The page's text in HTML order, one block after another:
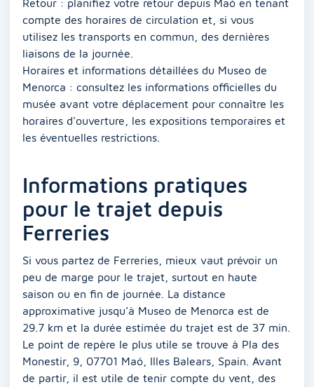
compte des horaires de circulation et, si vous
utilisez les transports en commun, des dernières
liaisons de la journée.
Horaires et informations détaillées du Museo de
Menorca : consultez les informations officielles du
musée avant votre déplacement pour connaître les
horaires d'ouverture, les expositions temporaires et
les éventuelles restrictions.
Informations pratiques
pour le trajet depuis
Ferreries
Si vous partez de Ferreries, mieux vaut prévoir un
peu de marge pour le trajet, surtout en haute
saison ou en fin de journée. La distance
approximative jusqu’à Museo de Menorca est de
29.7 km et la durée estimée du trajet est de 37 min.
Le point de repère le plus utile se trouve à Pla des
Monestir, 9, 07701 Maó, Illes Balears, Spain. Avant
de partir, il est utile de tenir compte du vent, des